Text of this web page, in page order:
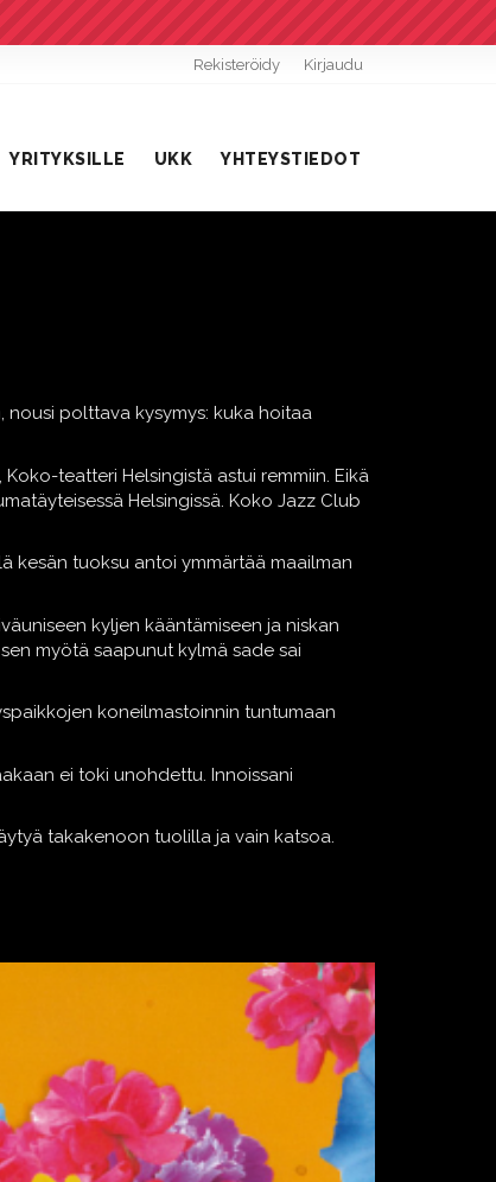
Rekisteröidy Kirjaudu
YHTEYSTIEDOT
UKK
YRITYKSILLE
nousi polttava kysymys: kuka hoitaa
teatteri Helsingistä astui remmiin. Eikä
Helsingissä. Koko Jazz Club
kesän tuoksu antoi ymmärtää maailman
kyljen kääntämiseen ja niskan
myötä saapunut kylmä sade sai
koneilmastoinnin tuntumaan
ei toki unohdettu. Innoissani
takakenoon tuolilla ja vain katsoa.